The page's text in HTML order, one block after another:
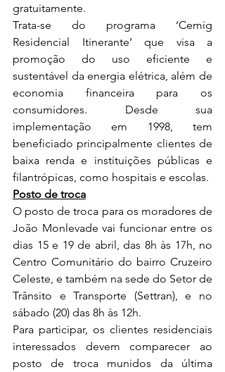
gratuitamente.
Trata-se do programa ‘Cemig
Residencial Itinerante’ que visa a
promoção do uso eficiente e
sustentável da energia elétrica, além de
economia financeira para os
consumidores. Desde sua
implementação em 1998, tem
beneficiado principalmente clientes de
baixa renda e instituições públicas e
filantrópicas, como hospitais e escolas.
Posto de troca
O posto de troca para os moradores de
João Monlevade vai funcionar entre os
dias 15 e 19 de abril, das 8h às 17h, no
Centro Comunitário do bairro Cruzeiro
Celeste, e também na sede do Setor de
Trânsito e Transporte (Settran), e no
sábado (20) das 8h às 12h.
Para participar, os clientes residenciais
interessados devem comparecer ao
posto de troca munidos da última